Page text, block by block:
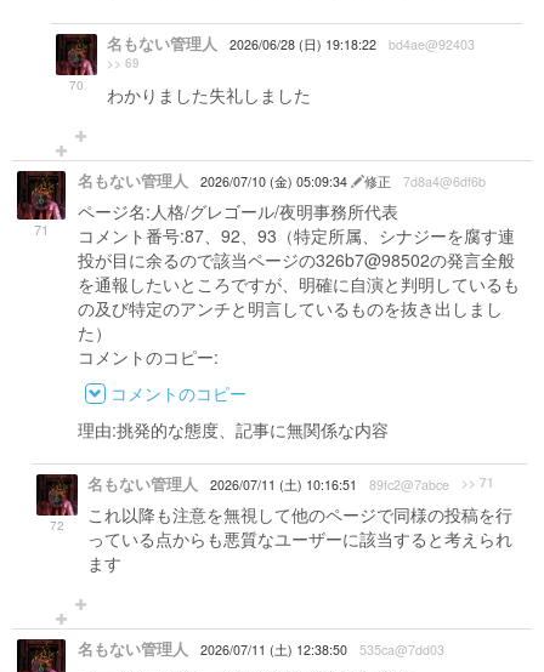
70
名もない管理人 2026/06/28 (日) 19:18:22 bd4ae@92403
>> 69
わかりました失礼しました
71
名もない管理人 2026/07/10 (金) 05:09:34 修正 7d8a4@6df6b
ページ名:人格/グレゴール/夜明事務所代表
コメント番号:87、92、93（特定所属、シナジーを腐す連
投が目に余るので該当ページの326b7@98502の発言全般
を通報したいところですが、明確に自演と判明しているも
の及び特定のアンチと明言しているものを抜き出しまし
た）
コメントのコピー:
コメントのコピー
理由:挑発的な態度、記事に無関係な内容
72
名もない管理人 2026/07/11 (土) 10:16:51 89fc2@7abce >> 71
これ以降も注意を無視して他のページで同様の投稿を行
っている点からも悪質なユーザーに該当すると考えられ
ます
名もない管理人 2026/07/11 (土) 12:38:50 535ca@7dd03